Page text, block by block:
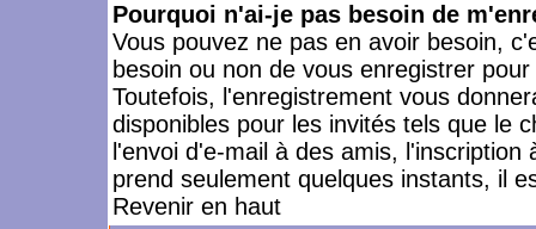
Pourquoi n'ai-je pas besoin de
Vous pouvez ne pas en avoir besoin,
besoin ou non de vous enregistrer
Toutefois, l'enregistrement vous
disponibles pour les invités tels que le
l'envoi d'e-mail à des amis,
prend seulement quelques instants, il
Revenir en haut